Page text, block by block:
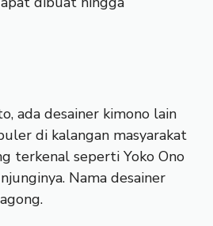
ada desainer kimono lain
di kalangan masyarakat
terkenal seperti Yoko Ono
Nama desainer